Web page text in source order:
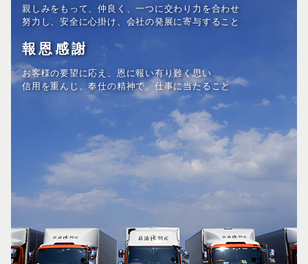
親しみをもって、仲良く、一つに交わり力を合わせ
努力し、安全に心掛け、会社の発展に寄与すること
報恩感謝
お客様の要望に応え、恩に報い有り難く思い
信用を重んじ、奉仕の精神で、仕事に当たること
創意工夫
先見性を持って、新しく物を、いろいろ考え、
良い方法を考え出し、
実行し、
今日も一日最善を尽くすこと